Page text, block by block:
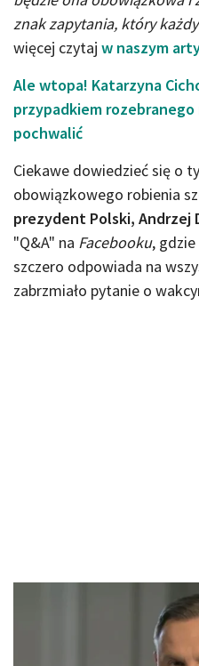
znak zapytania, który
więcej czytaj w naszym
Ale wtopa! Katarzyna
przypadkiem rozebranego
pochwalić
Ciekawe dowiedzieć się o
obowiązkowego robienia
prezydent Polski, Andrzej
"Q&A" na Facebooku,
szczero odpowiada na
zabrzmiało pytanie o